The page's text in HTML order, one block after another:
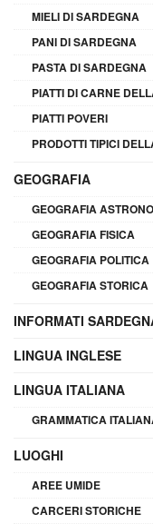
MIELI DI SARDEGNA
PANI DI SARDEGNA
PASTA DI SARDEGNA
PIATTI DI CARNE
PIATTI POVERI
PRODOTTI TIPICI
GEOGRAFIA
GEOGRAFIA
GEOGRAFIA FISICA
GEOGRAFIA POLITICA
GEOGRAFIA STORICA
INFORMATI
LINGUA INGLESE
LINGUA ITALIANA
GRAMMATICA
LUOGHI
AREE UMIDE
CARCERI STORICHE